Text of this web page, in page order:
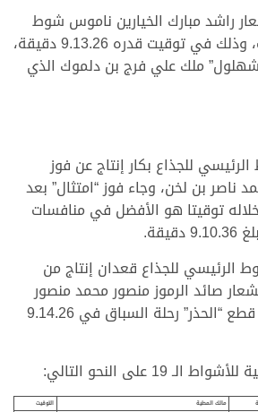
راشد مبارك الخيارين ناموس شوط
الجذاع قعدان عمانيات، وذلك في توقيت قدره 9.13.26 دقيقة،
ملك علي فرج بن دلموك الذي
للجذاع بكار إنتاج عن فوز
ناصر بن لخن، وجاء فوز “امتثال” بعد
توقيتا هو الأفضل في منافسات
الرئيسي للجذاع قعدان إنتاج من
صائد الرموز منصور محمد منصور
السيف الخيارين، حيث قطع “الحذر” رحلة السباق في 9.14.26
19 على النحو التالي:
مالك المطية
التوقيت